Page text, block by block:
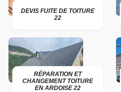
DEVIS FUITE DE TOITURE
22
RÉPARATION ET
CHANGEMENT TOITURE
EN ARDOISE 22